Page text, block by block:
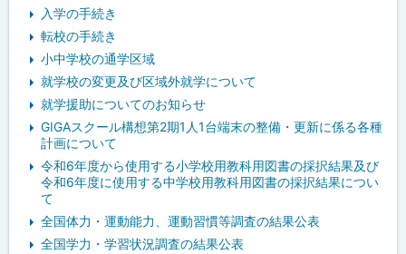
入学の手続き
転校の手続き
小中学校の通学区域
就学校の変更及び区域外就学について
就学援助についてのお知らせ
GIGAスクール構想第2期1人1台端末の整備・更新に係る各種
計画について
令和6年度から使用する小学校用教科用図書の採択結果及び
令和6年度に使用する中学校用教科用図書の採択結果につい
て
全国体力・運動能力、運動習慣等調査の結果公表
全国学力・学習状況調査の結果公表